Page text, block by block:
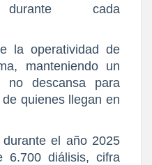
durante cada
la operatividad de
manteniendo un
no descansa para
quienes llegan en
el año 2025
6.700 diálisis, cifra